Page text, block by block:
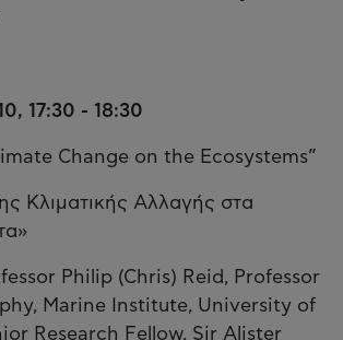
17:30 - 18:30
Change on the Ecosystems”
Κλιματικής Αλλαγής στα
Philip (Chris) Reid, Professor
Marine Institute, University of
Research Fellow, Sir Alister